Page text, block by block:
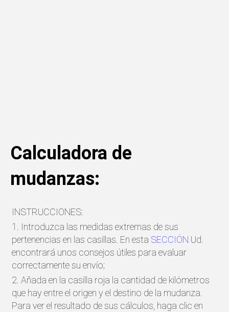
Calculadora de
mudanzas:
INSTRUCCIONES:
1. Introduzca las medidas extremas de sus
pertenencias en las casillas. En esta SECCIÓN Ud.
encontrará unos consejos útiles para evaluar
correctamente su envío;
2. Añada en la casilla roja la cantidad de kilómetros
que hay entre el origen y el destino de la mudanza.
Para ver el resultado de sus cálculos, haga clic en